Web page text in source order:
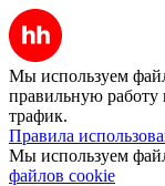
Мы используем
правильную работу
трафик.
Правила
Мы используем
файлов cookie